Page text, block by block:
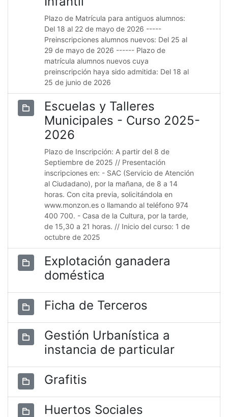
Plazo de Matrícula para antiguos alumnos:
Del 18 al 22 de mayo de 2026 -----
Preinscripciones alumnos nuevos: Del 25 al
29 de mayo de 2026 ------ Plazo de
matrícula alumnos nuevos cuya
preinscripción haya sido admitida: Del 18 al
25 de junio de 2026
Escuelas y Talleres
Municipales - Curso 2025-
2026
Plazo de Inscripción: A partir del 8 de
Septiembre de 2025 // Presentación
inscripciones en: - SAC (Servicio de Atención
al Ciudadano), por la mañana, de 8 a 14
horas. Con cita previa, solicitándola en
www.monzon.es o llamando al teléfono 974
400 700. - Casa de la Cultura, por la tarde,
de 15,30 a 21 horas. // Inicio del curso: 1 de
octubre de 2025
Explotación ganadera
doméstica
Ficha de Terceros
Gestión Urbanística a
instancia de particular
Grafitis
Huertos Sociales